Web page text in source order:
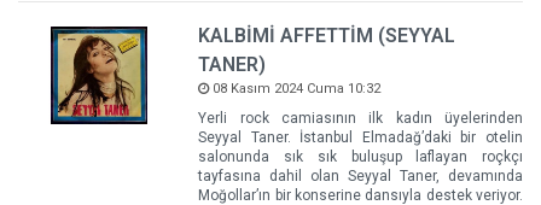
KALBİMİ AFFETTİM (SEYYAL
TANER)
08 Kasım 2024 Cuma 10:32
Yerli rock camiasının ilk kadın üyelerinden
Seyyal Taner. İstanbul Elmadağ’daki bir otelin
salonunda sık sık buluşup laflayan roçkçı
tayfasına dahil olan Seyyal Taner, devamında
Moğollar’ın bir konserine dansıyla destek veriyor.